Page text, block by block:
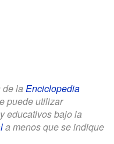
de la Enciclopedia
puede utilizar
educativos bajo la
a menos que se indique